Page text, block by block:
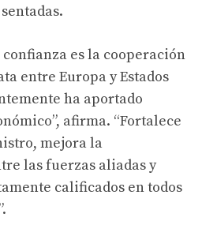
es la cooperación
entre Europa y Estados
ha aportado
afirma. “Fortalece
mejora la
las fuerzas aliadas y
calificados en todos